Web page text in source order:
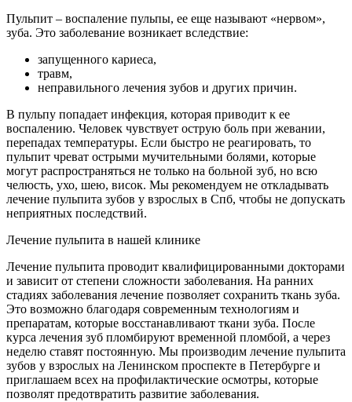
Пульпит – воспаление пульпы, ее еще называют «нервом»,
зуба. Это заболевание возникает вследствие:
запущенного кариеса,
травм,
неправильного лечения зубов и других причин.
В пульпу попадает инфекция, которая приводит к ее
воспалению. Человек чувствует острую боль при жевании,
перепадах температуры. Если быстро не реагировать, то
пульпит чреват острыми мучительными болями, которые
могут распространяться не только на больной зуб, но всю
челюсть, ухо, шею, висок. Мы рекомендуем не откладывать
лечение пульпита зубов у взрослых в Спб, чтобы не допускать
неприятных последствий.
Лечение пульпита в нашей клинике
Лечение пульпита проводит квалифицированными докторами
и зависит от степени сложности заболевания. На ранних
стадиях заболевания лечение позволяет сохранить ткань зуба.
Это возможно благодаря современным технологиям и
препаратам, которые восстанавливают ткани зуба. После
курса лечения зуб пломбируют временной пломбой, а через
неделю ставят постоянную. Мы производим лечение пульпита
зубов у взрослых на Ленинском проспекте в Петербурге и
приглашаем всех на профилактические осмотры, которые
позволят предотвратить развитие заболевания.